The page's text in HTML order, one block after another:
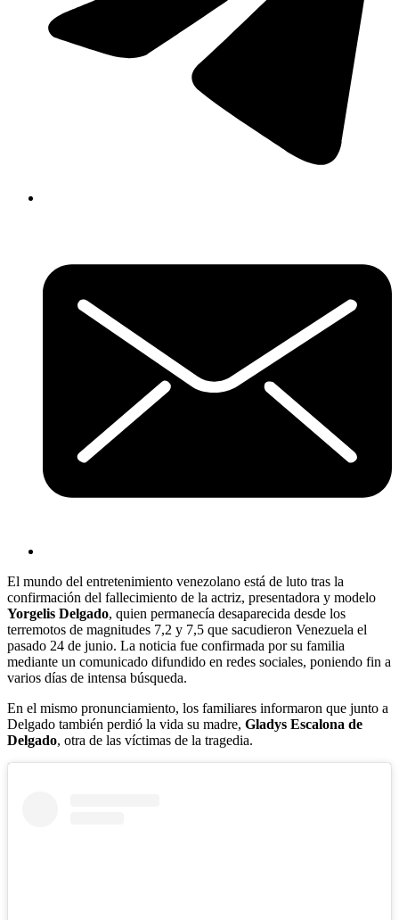
El mundo del entretenimiento venezolano está de luto tras la
confirmación del fallecimiento de la actriz, presentadora y modelo
Yorgelis Delgado, quien permanecía desaparecida desde los
terremotos de magnitudes 7,2 y 7,5 que sacudieron Venezuela el
pasado 24 de junio. La noticia fue confirmada por su familia
mediante un comunicado difundido en redes sociales, poniendo fin a
varios días de intensa búsqueda.
En el mismo pronunciamiento, los familiares informaron que junto a
Delgado también perdió la vida su madre, Gladys Escalona de
Delgado, otra de las víctimas de la tragedia.